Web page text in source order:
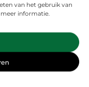
van het gebruik van
informatie.